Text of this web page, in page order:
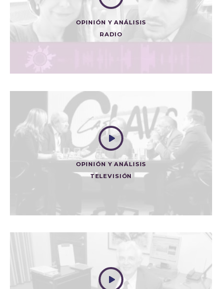
OPINIÓN Y ANÁLISIS
RADIO
EL DEBATE POR LA PAZ
OPINIÓN Y ANÁLISIS
TELEVISIÓN